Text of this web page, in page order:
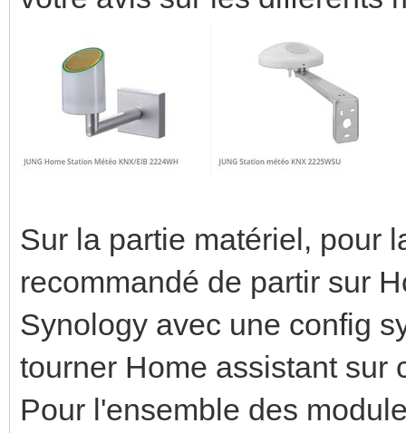
Sur la partie matériel, pour
recommandé de partir sur
Synology avec une config
tourner Home assistant sur
Pour l'ensemble des